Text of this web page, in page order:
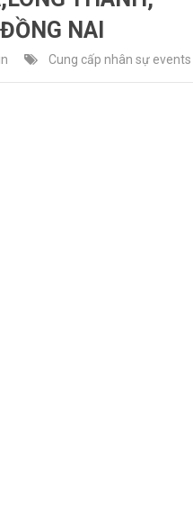
NAI
Cung cấp nhân sự events